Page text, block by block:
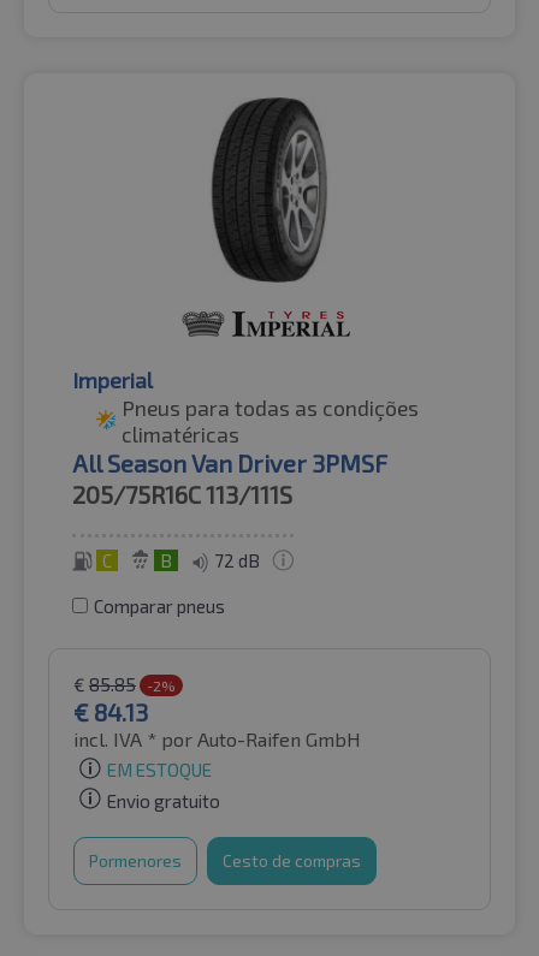
Imperial
Pneus para todas as condições
climatéricas
All Season Van Driver 3PMSF
205/75R16C113/111S
C B 72 dB
Comparar pneus
€ 85.85 -2%
€ 84.13
incl. IVA * por Auto-Raifen GmbH
EM ESTOQUE
Envio gratuito
Pormenores Cesto de compras